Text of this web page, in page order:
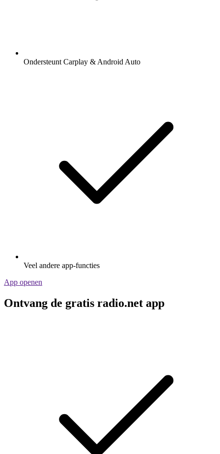
Ondersteunt Carplay & Android Auto
Veel andere app-functies
App openen
Ontvang de gratis radio.net app